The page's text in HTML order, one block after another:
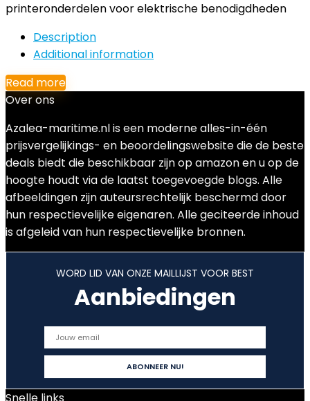
printeronderdelen voor elektrische benodigdheden
Description
Additional information
Read more
Over ons
Azalea-maritime.nl is een moderne alles-in-één
prijsvergelijkings- en beoordelingswebsite die de beste
deals biedt die beschikbaar zijn op amazon en u op de
hoogte houdt via de laatst toegevoegde blogs. Alle
afbeeldingen zijn auteursrechtelijk beschermd door
hun respectievelijke eigenaren. Alle geciteerde inhoud
is afgeleid van hun respectievelijke bronnen.
WORD LID VAN ONZE MAILLIJST VOOR BEST
Aanbiedingen